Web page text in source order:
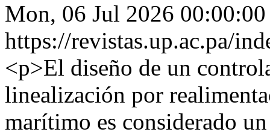
Mon, 06 Jul 2026
https://revistas.up.ac.pa/
<p>El diseño de un
linealización por
marítimo es considerado